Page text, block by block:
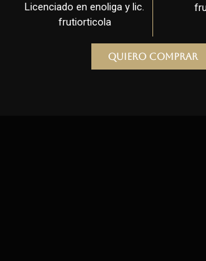
Licenciado en enoliga y lic.
frutiorticola
Quiero comprar